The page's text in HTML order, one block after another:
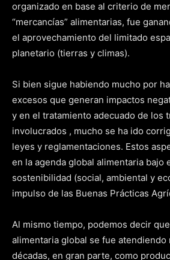
organizado en base al criterio de
“mercancías” alimentarias, fue
el aprovechamiento del limitado
planetario (tierras y climas).
Si bien sigue habiendo mucho por
excesos que generan impactos
y en el tratamiento adecuado de los
involucrados , mucho se ha ido
leyes y reglamentaciones. Estos
en la agenda global alimentaria bajo
sostenibilidad (social, ambiental y
impulso de las Buenas Prácticas
Al mismo tiempo, podemos decir
alimentaria global se fue atendiendo
décadas, en gran parte, como